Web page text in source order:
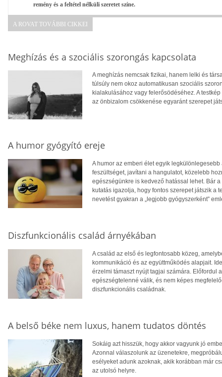
remény és a feltétel nélküli szeretet színe.
A ROVAT TOVÁBBI CIKKEI
Meghízás és a szociális szorongás kapcsolata
A meghízás nemcsak fizikai, hanem lelki és
túlsúly nem okoz automatikusan szociális
kialakulásához vagy felerősödéséhez. A
az önbizalom csökkenése egyaránt szerepet
A humor gyógyító ereje
A humor az emberi élet egyik
feszültséget, javítani a hangulatot, közelebb
egészségünkre is kedvező hatással lehet. Bár
kutatás igazolja, hogy fontos szerepet játszik a
nevetést gyakran a „legjobb gyógyszerként”
Diszfunkcionális család árnyékában
A család az első és legfontosabb közeg,
kommunikáció és az együttműködés alapjait.
érzelmi támaszt nyújt tagjai számára. Előfordul
egészségtelenné válik, és nem képes
diszfunkcionális családnak.
A belső béke nem luxus, hanem tudatos döntés
Sokáig azt hisszük, hogy akkor vagyunk jó
Azonnal válaszolunk az üzenetekre,
esélyeket adunk azoknak, akik korábban már
az utolsó helyre.